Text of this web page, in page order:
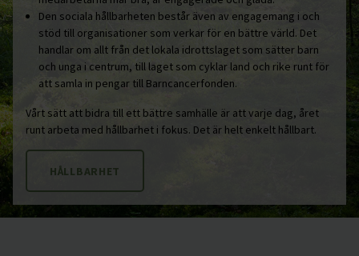
Den sociala hållbarheten består även av engagemang i och
stöd till organisationer som verkar för en bättre värld. Det
handlar om allt från det lokala idrottslaget som sätter barn
och unga i centrum, till laget som cyklar land och rike runt för
att samla in pengar till Barncancerfonden.
Vårt sätt att bidra till ett bättre samhälle är att varje dag, året
runt arbeta med hållbarhet i fokus. Det är helt enkelt hållbart.
HÅLLBARHET